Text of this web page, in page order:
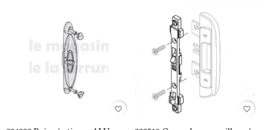
favorite_border favorite_border